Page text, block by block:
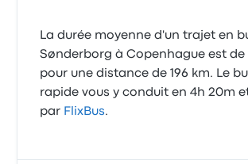
La durée moyenne d'un trajet en
Sønderborg à Copenhague est de
pour une distance de 196 km. Le
rapide vous y conduit en 4h 20m
par FlixBus.